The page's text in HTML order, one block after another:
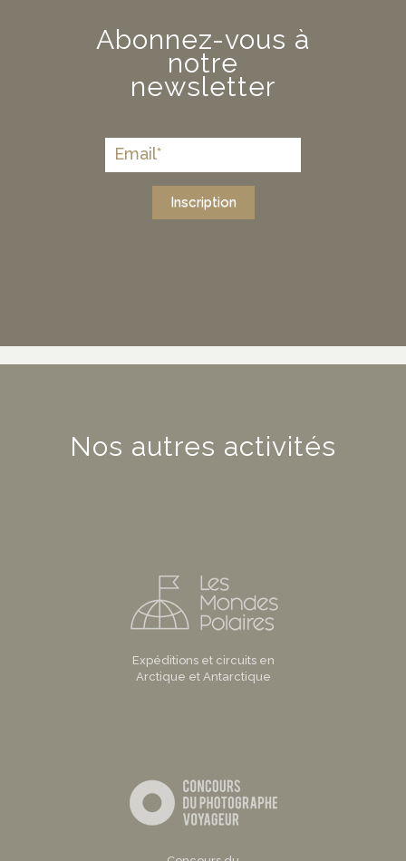
Abonnez-vous à
notre
newsletter
Inscription
Nos autres activités
Expéditions et circuits en
Arctique et Antarctique